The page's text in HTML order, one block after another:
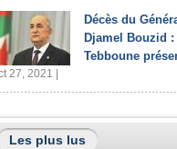
Décès du
Djamel Bouzid
Tebboune
27, 2021 |
Les plus lus